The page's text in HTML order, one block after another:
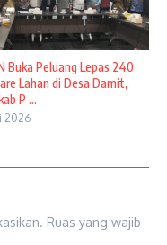
Buka Peluang Lepas 240
Lahan di Desa Damit,
P ...
2026
Ruas yang wajib